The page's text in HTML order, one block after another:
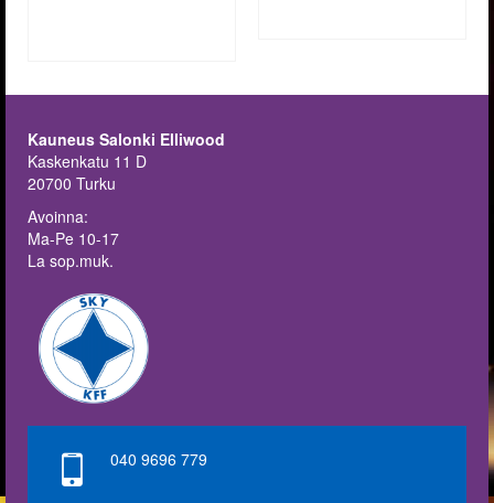
Kauneus Salonki Elliwood
Kaskenkatu 11 D
20700 Turku
Avoinna:
Ma-Pe 10-17
La sop.muk.
040 9696 779